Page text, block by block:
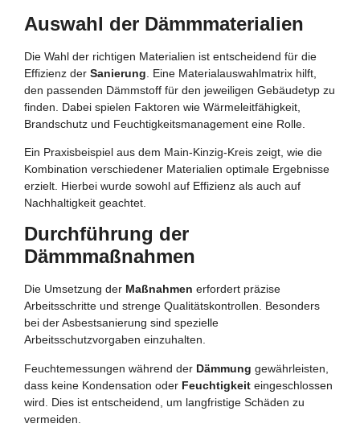
Auswahl der Dämmmaterialien
Die Wahl der richtigen Materialien ist entscheidend für die
Effizienz der Sanierung . Eine Materialauswahlmatrix hilft,
den passenden Dämmstoff für den jeweiligen Gebäudetyp zu
finden. Dabei spielen Faktoren wie Wärmeleitfähigkeit,
Brandschutz und Feuchtigkeitsmanagement eine Rolle.
Ein Praxisbeispiel aus dem Main-Kinzig-Kreis zeigt, wie die
Kombination verschiedener Materialien optimale Ergebnisse
erzielt. Hierbei wurde sowohl auf Effizienz als auch auf
Nachhaltigkeit geachtet.
Durchführung der
Dämmmaßnahmen
Die Umsetzung der Maßnahmen erfordert präzise
Arbeitsschritte und strenge Qualitätskontrollen. Besonders
bei der Asbestsanierung sind spezielle
Arbeitsschutzvorgaben einzuhalten.
Feuchtemessungen während der Dämmung gewährleisten,
dass keine Kondensation oder Feuchtigkeit eingeschlossen
wird. Dies ist entscheidend, um langfristige Schäden zu
vermeiden.